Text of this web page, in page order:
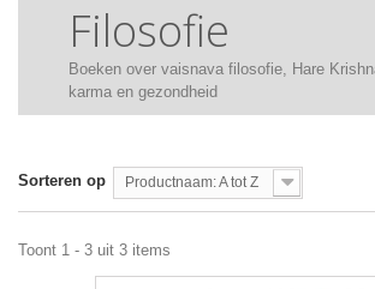
Filosofie
Boeken over vaisnava filosofie, Hare
karma en gezondheid
Sorteren op Productnaam: A tot Z
Toont 1 - 3 uit 3 items